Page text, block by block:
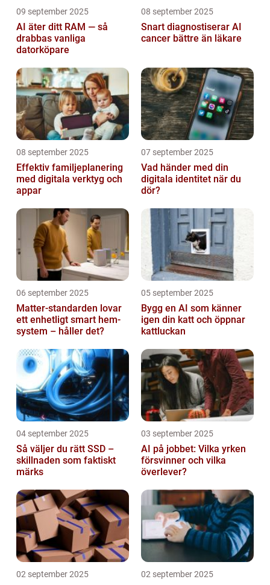
09 september 2025
AI äter ditt RAM — så
drabbas vanliga
datorköpare
08 september 2025
Snart diagnostiserar AI
cancer bättre än läkare
08 september 2025
Effektiv familjeplanering
med digitala verktyg och
appar
07 september 2025
Vad händer med din
digitala identitet när du
dör?
06 september 2025
Matter-standarden lovar
ett enhetligt smart hem-
system – håller det?
05 september 2025
Bygg en AI som känner
igen din katt och öppnar
kattluckan
04 september 2025
Så väljer du rätt SSD –
skillnaden som faktiskt
märks
03 september 2025
AI på jobbet: Vilka yrken
försvinner och vilka
överlever?
02 september 2025 02 september 2025